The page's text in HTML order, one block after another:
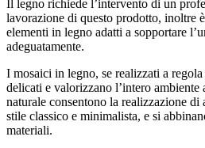
Il legno richiede l’intervento di un
lavorazione di questo prodotto, inoltre
elementi in legno adatti a sopportare
adeguatamente.
I mosaici in legno, se realizzati a
delicati e valorizzano l’intero
naturale consentono la realizzazione
stile classico e minimalista, e si
materiali.